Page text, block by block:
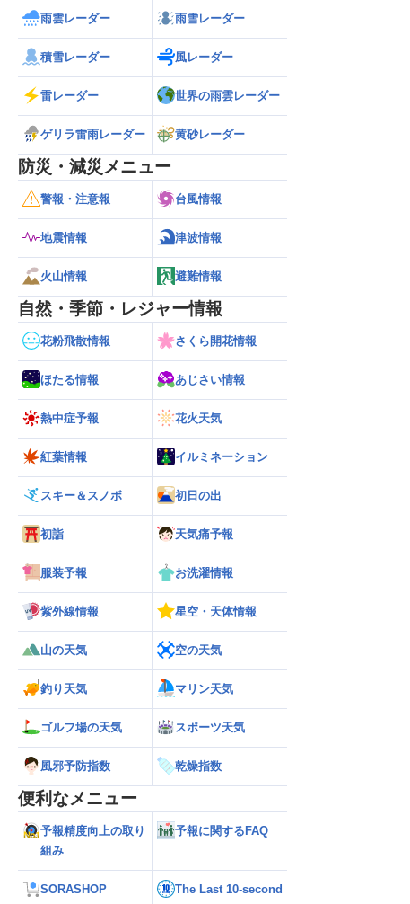
年】台風の目に入る直
大瞬間風速42.2m/s観
【台風13号 2026】大型で強い台風13号
が沖縄・奄美に最接近 暴風や大雨警戒
（7日10時現在）
雨雲レーダー 雨雪レーダー
積雪レーダー 風レーダー
雷レーダー 世界の雨雲レーダー
ゲリラ雷雨レーダー 黄砂レーダー
防災・減災メニュー
警報・注意報 台風情報
地震情報 津波情報
火山情報 避難情報
自然・季節・レジャー情報
花粉飛散情報 さくら開花情報
ほたる情報 あじさい情報
熱中症予報 花火天気
紅葉情報 イルミネーション
スキー＆スノボ 初日の出
初詣 天気痛予報
服装予報 お洗濯情報
紫外線情報 星空・天体情報
山の天気 空の天気
釣り天気 マリン天気
ゴルフ場の天気 スポーツ天気
風邪予防指数 乾燥指数
便利なメニュー
予報精度向上の取り
組み
予報に関するFAQ
SORASHOP The Last 10-second